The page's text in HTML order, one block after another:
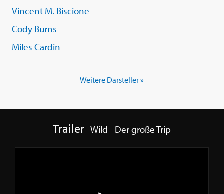
Vincent M. Biscione
Cody Burns
Miles Cardin
Weitere Darsteller »
Trailer Wild - Der große Trip